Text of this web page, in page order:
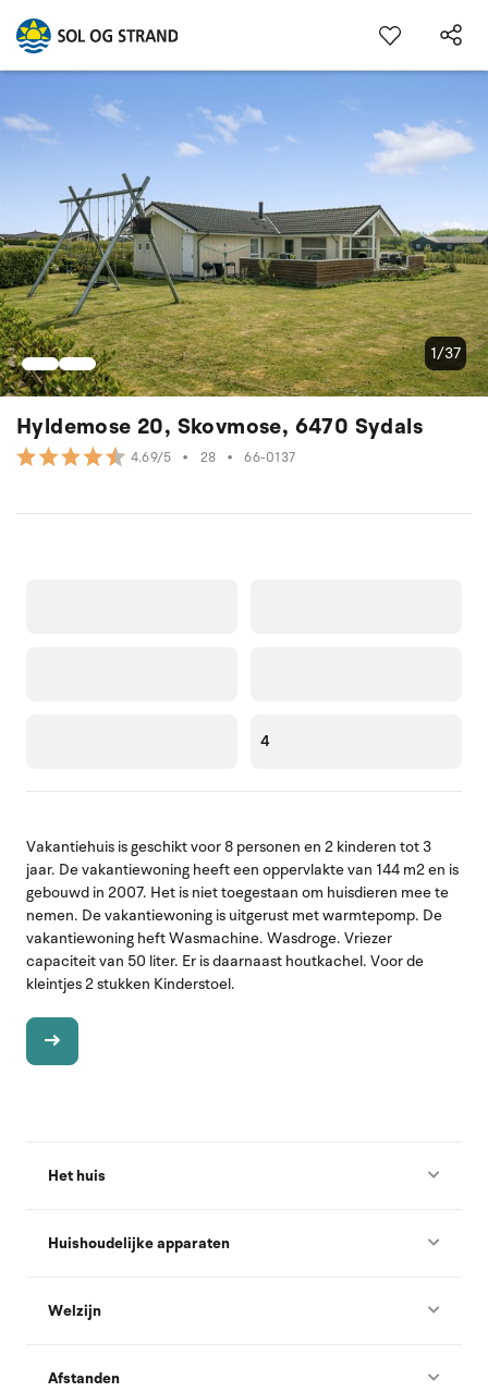
Hyldemose 20, Skovmose, 6470 Sydals
4.69/5 • 28 • 66-0137
1/37
4
Vakantiehuis is geschikt voor 8 personen en 2 kinderen tot 3
jaar. De vakantiewoning heeft een oppervlakte van 144 m2 en is
gebouwd in 2007. Het is niet toegestaan om huisdieren mee te
nemen. De vakantiewoning is uitgerust met warmtepomp. De
vakantiewoning heft Wasmachine. Wasdroge. Vriezer
capaciteit van 50 liter. Er is daarnaast houtkachel. Voor de
kleintjes 2 stukken Kinderstoel.
Het huis
Huishoudelijke apparaten
Welzijn
Afstanden